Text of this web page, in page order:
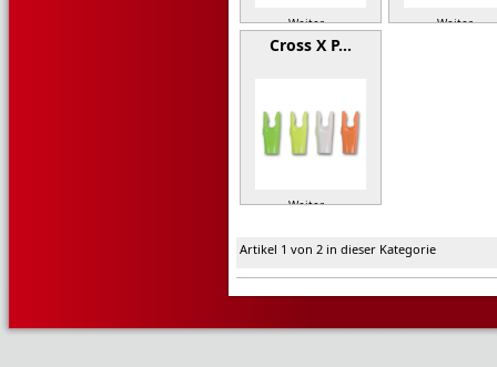
Weiter » Weiter »
Cross X P…
Weiter »
Artikel 1 von 2 in dieser Kategorie